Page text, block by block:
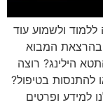
ללמוד ולשמוע עוד
בהרצאת המבוא
הילינג? רוצה
להתנסות בטיפול?
למידע ופרטים